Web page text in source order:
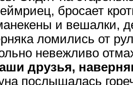
бросает
и
ломились от
невежливо
друзья,
послышалась